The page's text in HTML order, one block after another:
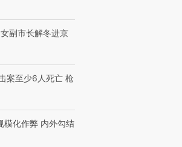
副市长解冬进京
案至少6人死亡 枪
模化作弊 内外勾结